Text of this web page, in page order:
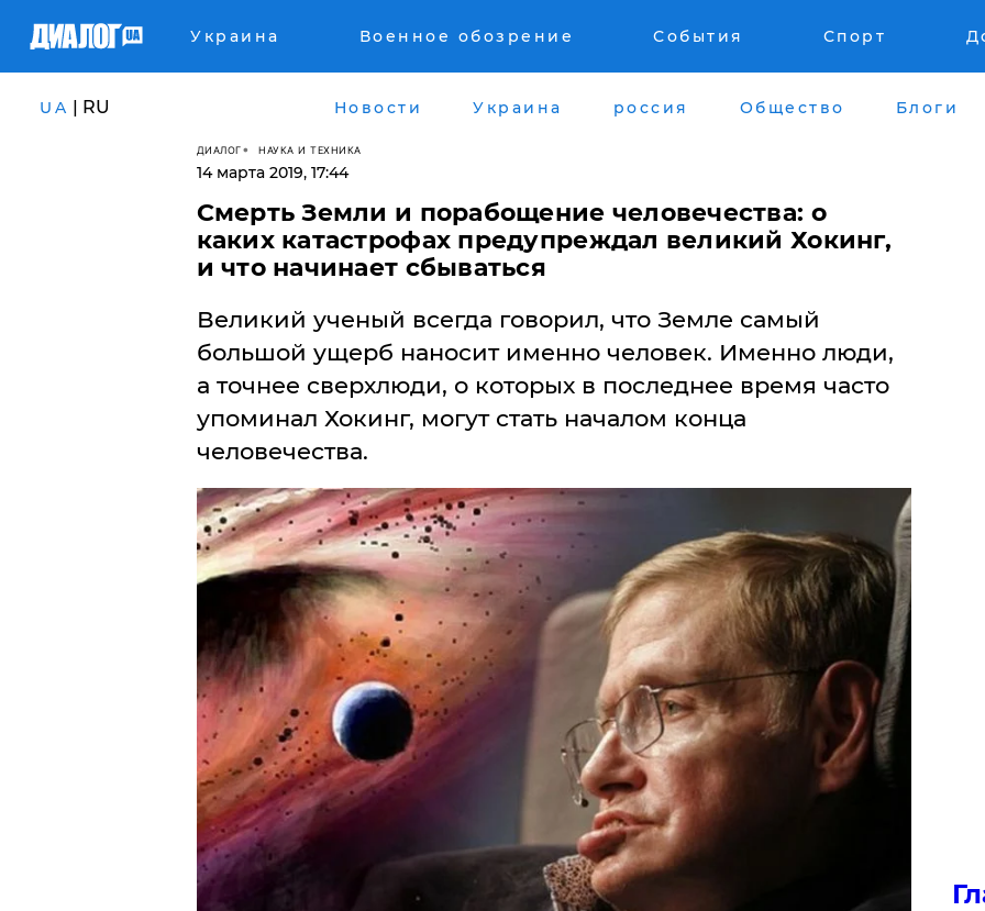
Украина Военное обозрение События Спорт
UA | RU Новости Украина россия Общество Блоги
ДИАЛОГ НАУКА И ТЕХНИКА
14 марта 2019, 17:44
Смерть Земли и порабощение человечества: о
каких катастрофах предупреждал великий Хокинг,
и что начинает сбываться
Великий ученый всегда говорил, что Земле самый
большой ущерб наносит именно человек. Именно люди,
а точнее сверхлюди, о которых в последнее время часто
упоминал Хокинг, могут стать началом конца
человечества.